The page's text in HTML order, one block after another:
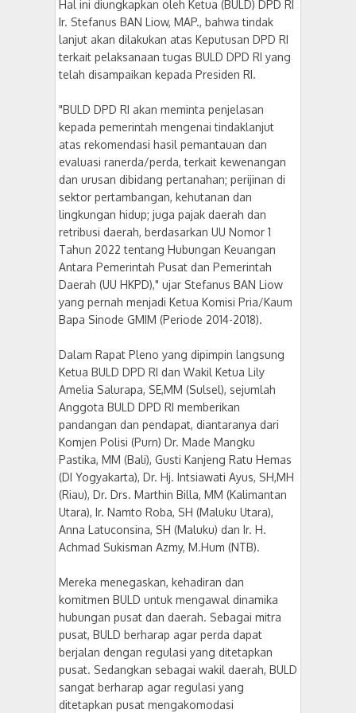
Hal ini diungkapkan oleh Ketua (BULD) DPD RI
Ir. Stefanus BAN Liow, MAP., bahwa tindak
lanjut akan dilakukan atas Keputusan DPD RI
terkait pelaksanaan tugas BULD DPD RI yang
telah disampaikan kepada Presiden RI.
"BULD DPD RI akan meminta penjelasan
kepada pemerintah mengenai tindaklanjut
atas rekomendasi hasil pemantauan dan
evaluasi ranerda/perda, terkait kewenangan
dan urusan dibidang pertanahan; perijinan di
sektor pertambangan, kehutanan dan
lingkungan hidup; juga pajak daerah dan
retribusi daerah, berdasarkan UU Nomor 1
Tahun 2022 tentang Hubungan Keuangan
Antara Pemerintah Pusat dan Pemerintah
Daerah (UU HKPD)," ujar Stefanus BAN Liow
yang pernah menjadi Ketua Komisi Pria/Kaum
Bapa Sinode GMIM (Periode 2014-2018).
Dalam Rapat Pleno yang dipimpin langsung
Ketua BULD DPD RI dan Wakil Ketua Lily
Amelia Salurapa, SE,MM (Sulsel), sejumlah
Anggota BULD DPD RI memberikan
pandangan dan pendapat, diantaranya dari
Komjen Polisi (Purn) Dr. Made Mangku
Pastika, MM (Bali), Gusti Kanjeng Ratu Hemas
(DI Yogyakarta), Dr. Hj. Intsiawati Ayus, SH,MH
(Riau), Dr. Drs. Marthin Billa, MM (Kalimantan
Utara), Ir. Namto Roba, SH (Maluku Utara),
Anna Latuconsina, SH (Maluku) dan Ir. H.
Achmad Sukisman Azmy, M.Hum (NTB).
Mereka menegaskan, kehadiran dan
komitmen BULD untuk mengawal dinamika
hubungan pusat dan daerah. Sebagai mitra
pusat, BULD berharap agar perda dapat
berjalan dengan regulasi yang ditetapkan
pusat. Sedangkan sebagai wakil daerah, BULD
sangat berharap agar regulasi yang
ditetapkan pusat mengakomodasi